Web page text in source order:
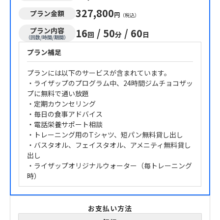
プラン金額 327,800円 （税込）
プラン内容
（回数/時間/期間） 16回 / 50分 / 60日
プラン補足
プランには以下のサービスが含まれています。
・ライザップのプログラム中、24時間ジムチョコザッ
プに無料で通い放題
・定期カウンセリング
・毎日の食事アドバイス
・電話栄養サポート相談
・トレーニング用のTシャツ、短パン無料貸し出し
・バスタオル、フェイスタオル、アメニティ無料貸し
出し
・ライザップオリジナルウォーター（毎トレーニング
時）
お支払い方法